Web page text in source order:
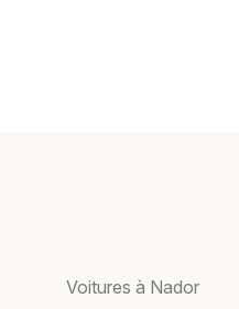
Voitures à Nador